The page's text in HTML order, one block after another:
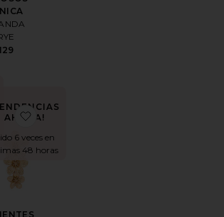
MUSE
DE ARO STAPLE
Body Chain
AHORA!
6 veces en
48 horas
favoritoPENDIENTES BOTANIQUE